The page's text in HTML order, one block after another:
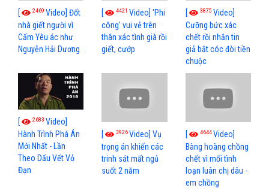
[ 2469 Video] Đốt
nhà giết người vì
Cấm Yêu ác như
Nguyễn Hải Dương
[ 4421Video] 'Phi
công' vui vẻ trên
thân xác tình già rồi
giết, cướp
[ 3875 Video]
Cưỡng bức xác
chết rồi nhắn tin
giả bắt cóc đòi tiền
chuộc
[ 2683 Video]
Hành Trình Phá Án
Mới Nhất - Lần
Theo Dấu Vết Vỏ
Đạn
[ 3926Video] Vụ
trọng án khiến các
trinh sát mất ngủ
suốt 2 năm
[ 4644Video]
Bàng hoàng chồng
chết vì mối tình
loạn luân chị dâu -
em chồng